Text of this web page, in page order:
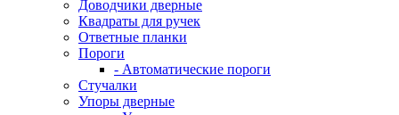
Доводчики дверные
Квадраты для ручек
Ответные планки
Пороги
- Автоматические пороги
Стучалки
Упоры дверные